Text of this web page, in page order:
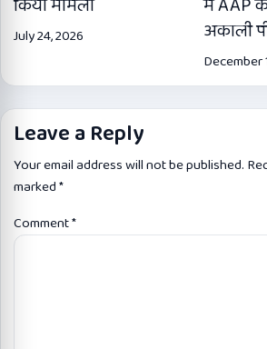
July 24, 2026
अकाली
December
Leave a Reply
Your email address will not be published.
marked*
Comment*